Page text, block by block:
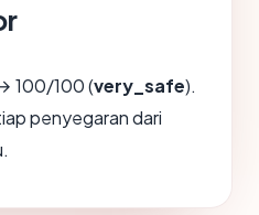
100/100 (very_safe).
penyegaran dari